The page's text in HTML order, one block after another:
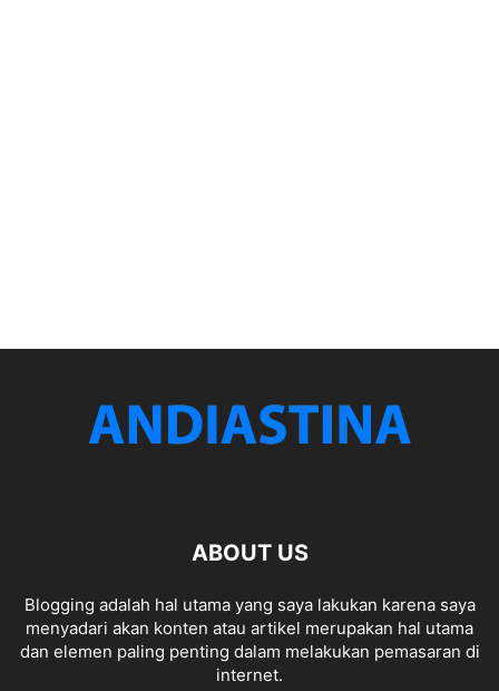
ABOUT US
Blogging adalah hal utama yang saya lakukan karena saya
menyadari akan konten atau artikel merupakan hal utama
dan elemen paling penting dalam melakukan pemasaran di
internet.